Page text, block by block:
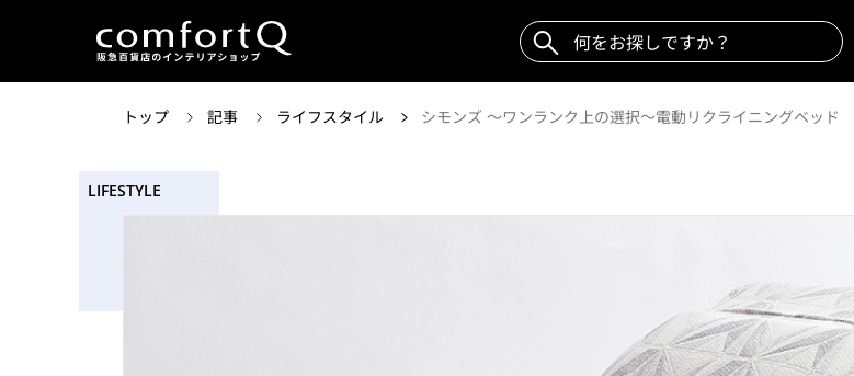
トップ 記事 ライフスタイル シモンズ ～ワンランク上の選択～電動リクライニングベッド
LIFESTYLE